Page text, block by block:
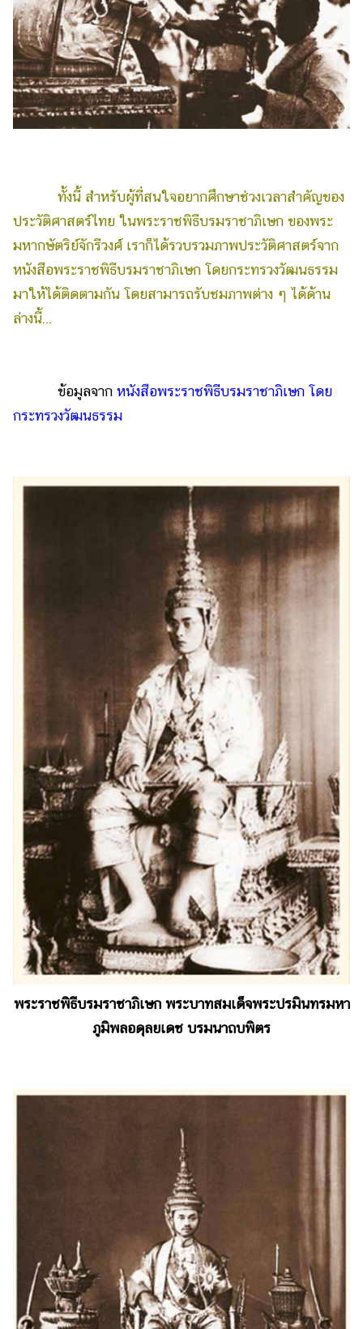
ทั้งนี้ สำหรับผู้ที่สนใจอยากศึกษาช่วงเวลาสำคัญของ
ประวัติศาสตร์ไทย ในพระราชพิธีบรมราชาภิเษก ของพระ
มหากษัตริย์จักรีวงศ์ เราก็ได้รวบรวมภาพประวัติศาสตร์จาก
หนังสือพระราชพิธีบรมราชาภิเษก โดยกระทรวงวัฒนธรรม
มาให้ได้ติดตามกัน โดยสามารถรับชมภาพต่าง ๆ ได้ด้าน
ล่างนี้...
ข้อมูลจาก หนังสือพระราชพิธีบรมราชาภิเษก โดย
กระทรวงวัฒนธรรม
พระราชพิธีบรมราชาภิเษก พระบาทสมเด็จพระปรมินทรมหา
ภูมิพลอดุลยเดช บรมนาถบพิตร